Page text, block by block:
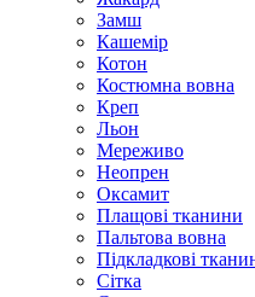
Замш
Кашемір
Котон
Костюмна вовна
Креп
Льон
Мереживо
Неопрен
Оксамит
Плащові тканини
Пальтова вовна
Підкладкові
Сітка